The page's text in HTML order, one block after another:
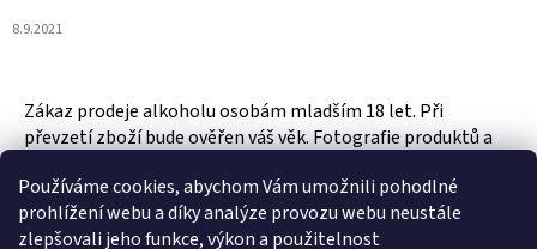
Používáme cookies, abychom Vám umožnili pohodlné
prohlížení webu a díky analýze provozu webu neustále
zlepšovali jeho funkce, výkon a použitelnost
8.9.2021
Zákaz prodeje alkoholu osobám mladším 18 let. Při
převzetí zboží bude ověřen váš věk. Fotografie produktů a